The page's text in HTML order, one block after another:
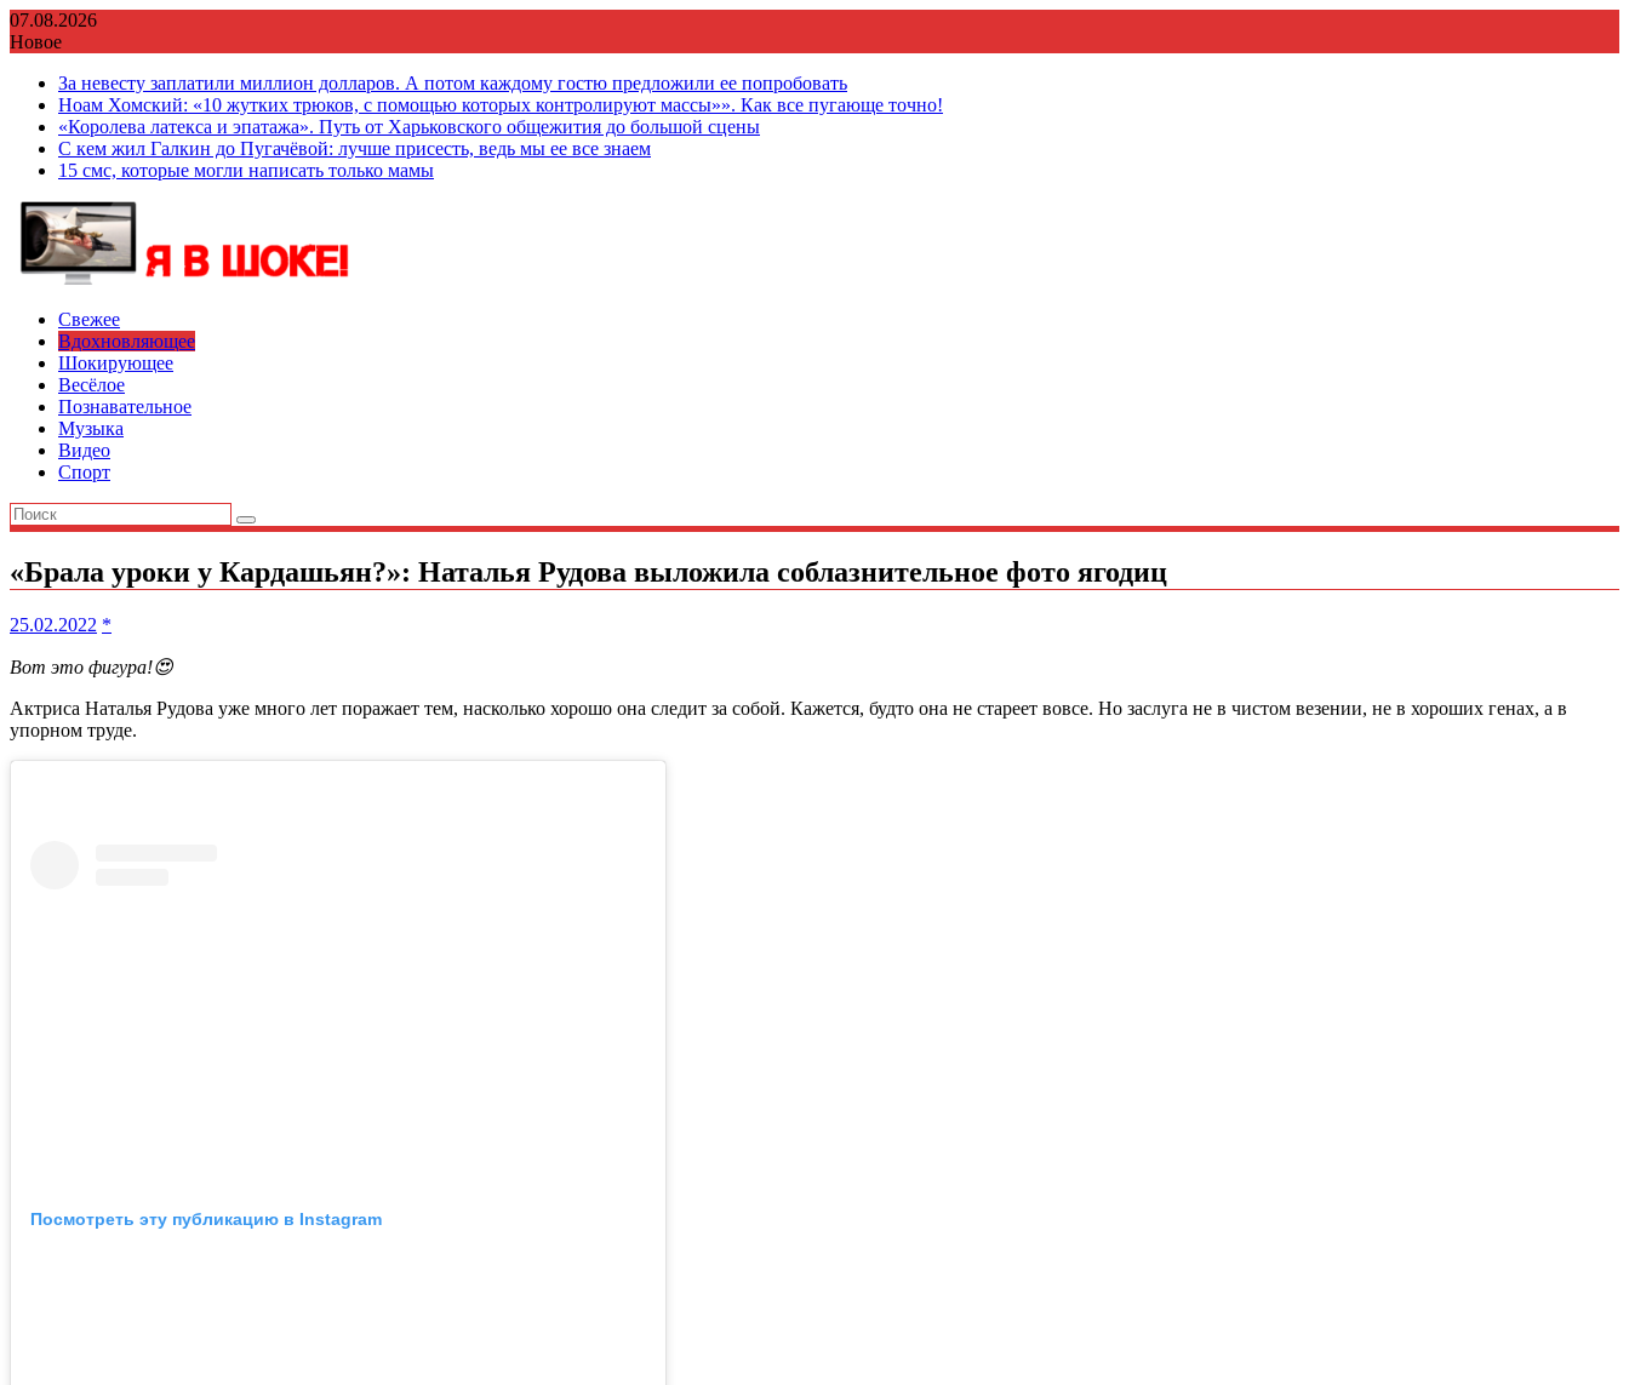
Перейти
к
07.08.2026
Новое
За невесту заплатили миллион долларов. А потом каждому гостю предложили ее попробовать
Ноам Хомский: «10 жутких трюков, с помощью которых контролируют массы»». Как все пугающе точно!
«Королева латекса и эпатажа». Путь от Харьковского общежития до большой сцены
С кем жил Галкин до Пугачёвой: лучше присесть, ведь мы ее все знаем
15 смс, которые могли написать только мамы
Свежее
Вдохновляющее
Шокирующее
Весёлое
Познавательное
Музыка
Видео
Спорт
«Брала уроки у Кардашьян?»: Наталья Рудова выложила соблазнительное фото ягодиц
25.02.2022 *
Вот это фигура!😍
Актриса Наталья Рудова уже много лет поражает тем, насколько хорошо она следит за собой. Кажется, будто она не стареет вовсе. Но заслуга не в чистом везении, не в хороших генах, а в
упорном труде.
Посмотреть эту публикацию в Instagram